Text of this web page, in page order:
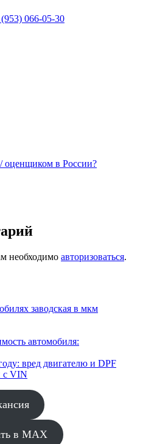
066-05-30
оценщиком в России?
необходимо авторизоваться.
заводская в мкм
автомобиля:
вред двигателю и DPF
с VIN
в MAX